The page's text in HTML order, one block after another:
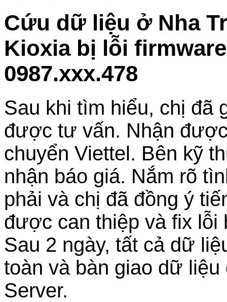
Cứu dữ liệu ở Nha
Kioxia bị lỗi
0987.xxx.478
Sau khi tìm hiểu, chị đã
được tư vấn. Nhận
chuyển Viettel. Bên kỹ
nhận báo giá. Nắm rõ
phải và chị đã đồng ý
được can thiệp và fix lỗi
Sau 2 ngày, tất cả dữ
toàn và bàn giao dữ
Server.